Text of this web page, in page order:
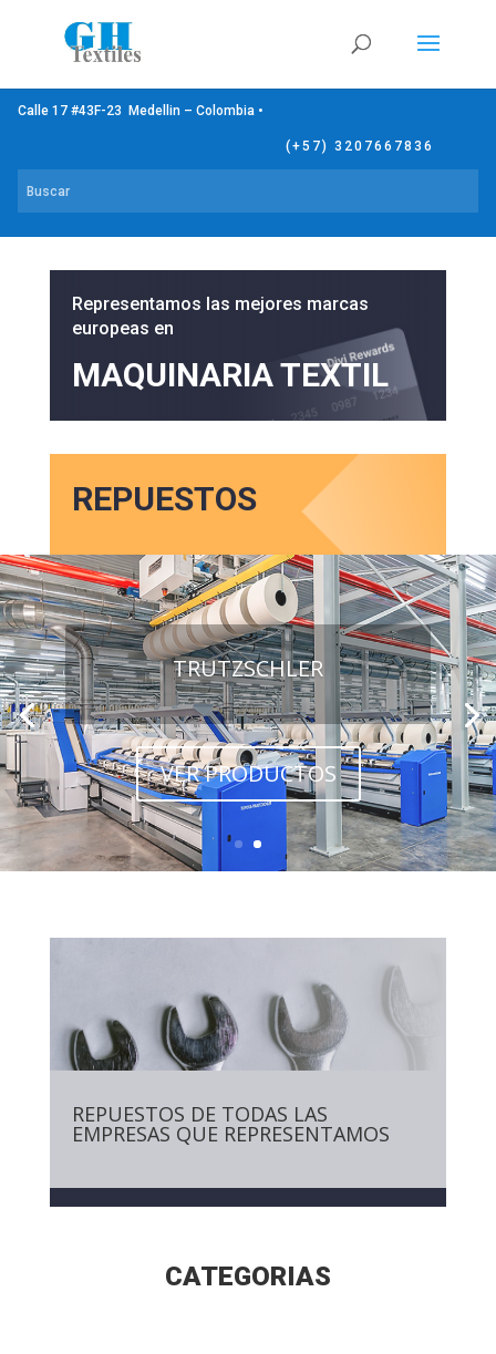
Calle 17 #43F-23 Medellin – Colombia •
(+57) 3207667836
Representamos las mejores marcas
europeas en
MAQUINARIA TEXTIL
REPUESTOS
TRUTZSCHLER
VER PRODUCTOS
REPUESTOS DE TODAS LAS
EMPRESAS QUE REPRESENTAMOS
CATEGORIAS